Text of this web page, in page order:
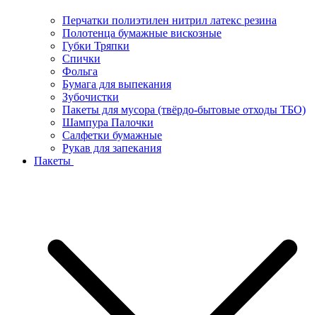
Перчатки полиэтилен нитрил латекс резина
Полотенца бумажные вискозные
Губки Тряпки
Спички
Фольга
Бумага для выпекания
Зубочистки
Пакеты для мусора (твёрдо-бытовые отходы ТБО)
Шампура Палочки
Салфетки бумажные
Рукав для запекания
Пакеты